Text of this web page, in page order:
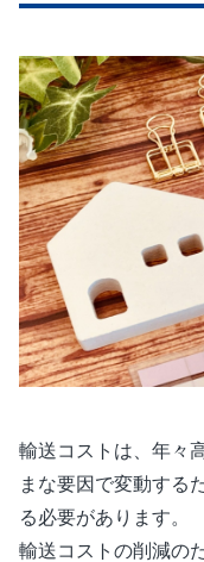
輸送コストは、年々
まな要因で変動する
る必要があります。
輸送コストの削減の